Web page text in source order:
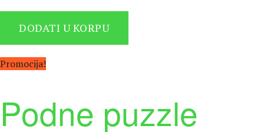
била:
4.230 рсд.
DODATI U KORPU
Promocija!
Podne puzzle